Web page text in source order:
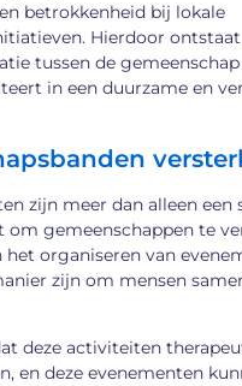
betrokkenheid bij lokale
Hierdoor
tussen de gemeenschap
in een duurzame en
zijn meer dan alleen een
om gemeenschappen te
organiseren van
zijn om mensen
deze activiteiten
en deze evenementen